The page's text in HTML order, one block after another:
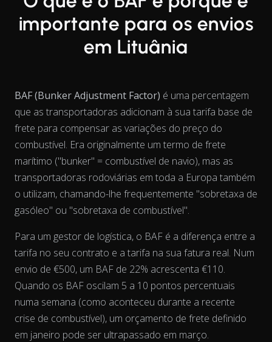
View as data table, Chart
importante para os envios
em Lituânia
BAF (Bunker Adjustment Factor) é uma percentagem
que as transportadoras adicionam à sua tarifa base de
frete para compensar as variações do preço do
combustível. Era originalmente um termo de frete
marítimo ("bunker" = combustível de navio), mas as
transportadoras rodoviárias em toda a Europa também
o utilizam, chamando-lhe frequentemente "sobretaxa de
gasóleo" ou "sobretaxa de combustível".
Para um gestor de logística, o BAF é a diferença entre a
tarifa no seu contrato e a tarifa na sua fatura real. Num
envio de €500, um BAF de 22% acrescenta €110.
Quando os BAF oscilam 5 a 10 pontos percentuais
numa semana (como aconteceu durante a recente
crise de combustível), um orçamento de frete definido
em janeiro pode ser ultrapassado em março.